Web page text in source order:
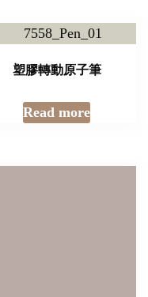
塑膠轉動原子筆
Read more